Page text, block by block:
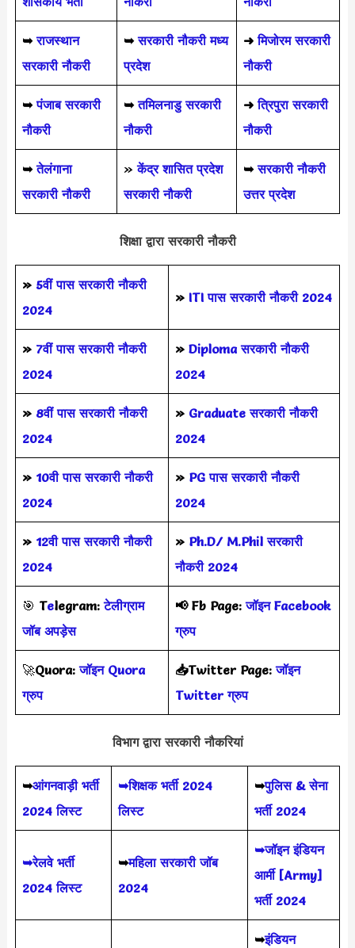
➥ राजस्थान
सरकारी नौकरी
➥सरकारी नौकरी मध्य
प्रदेश
➜मिजोरम सरकारी
नौकरी
➥ पंजाब सरकारी
नौकरी
➥ तमिलनाडु सरकारी
नौकरी
➜ त्रिपुरा सरकारी
नौकरी
➥तेलंगाना
सरकारी नौकरी
»केंद्र शासित प्रदेश
सरकारी नौकरी
➥ सरकारी नौकरी
उत्तर प्रदेश
शिक्षा द्वारा सरकारी नौकरी
» 5वीं पास सरकारी नौकरी
2024
» ITI पास सरकारी नौकरी 2024
» 7वीं पास सरकारी नौकरी
2024
» Diploma सरकारी नौकरी
2024
» 8वीं पास सरकारी नौकरी
2024
» Graduate सरकारी नौकरी
2024
» 10वी पास सरकारी नौकरी
2024
» PG पास सरकारी नौकरी
2024
» 12वी पास सरकारी नौकरी
2024
» Ph.D/ M.Phil सरकारी
नौकरी 2024
🎯 Telegram: टेलीग्राम
जॉब अपड़ेस
📢 Fb Page:जॉइन Facebook
ग्रुप
🚀Quora:जॉइन Quora
ग्रुप
📥Twitter Page:जॉइन
Twitter ग्रुप
विभाग द्वारा सरकारी नौकरियां
➥आंगनवाड़ी भर्ती
2024 लिस्ट
➥शिक्षक भर्ती 2024
लिस्ट
➥पुलिस & सेना
भर्ती 2024
➥रेलवे भर्ती
2024 लिस्ट
➥महिला सरकारी जॉब
2024
➥जॉइन इंडियन
आर्मी [Army]
भर्ती 2024
➥इंडियन